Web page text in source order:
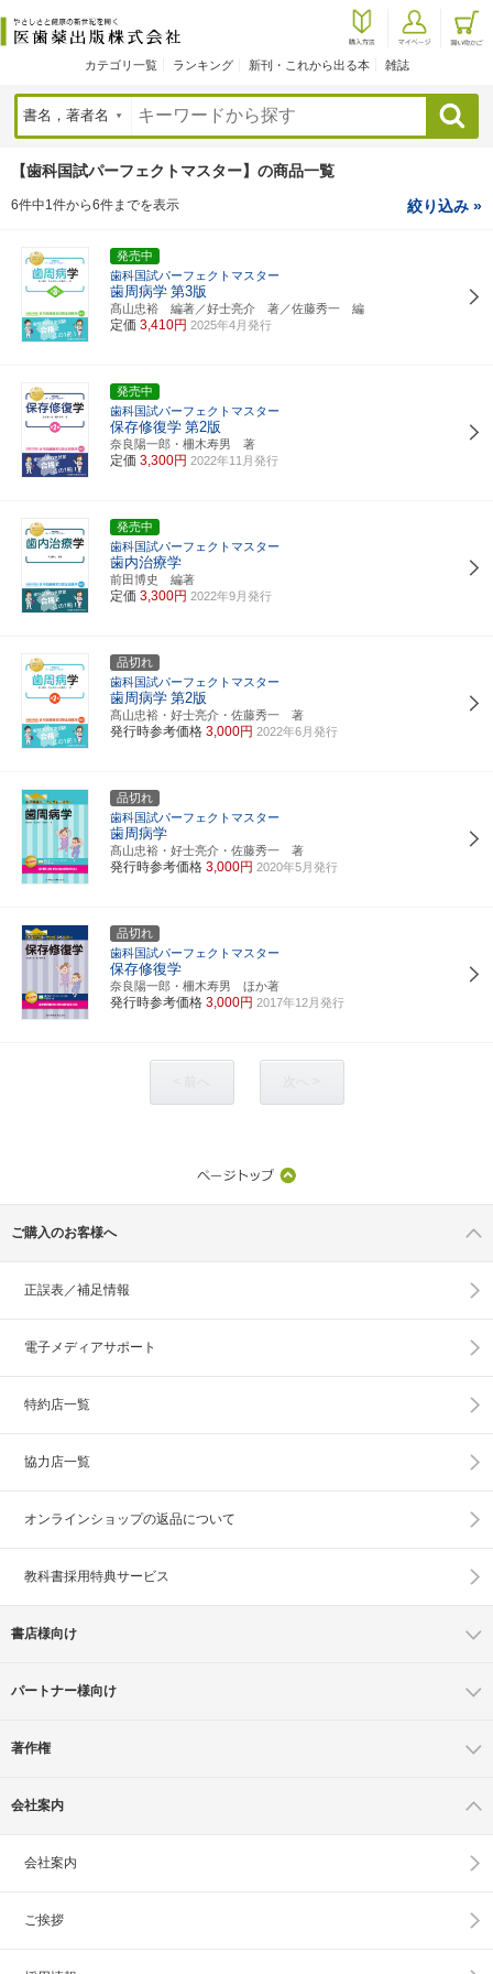
カテゴリ一覧 ランキング 新刊・これから出る本 雑誌
検索
【歯科国試パーフェクトマスター】の商品一覧
6件中1件から6件までを表示 絞り込み »
発売中
歯科国試パーフェクトマスター
歯周病学 第3版
髙山忠裕 編著／好士亮介 著／佐藤秀一 編
定価 3,410円 2025年4月発行
発売中
歯科国試パーフェクトマスター
保存修復学 第2版
奈良陽一郎・柵木寿男 著
定価 3,300円 2022年11月発行
発売中
歯科国試パーフェクトマスター
歯内治療学
前田博史 編著
定価 3,300円 2022年9月発行
品切れ
歯科国試パーフェクトマスター
歯周病学 第2版
髙山忠裕・好士亮介・佐藤秀一 著
発行時参考価格 3,000円 2022年6月発行
品切れ
歯科国試パーフェクトマスター
歯周病学
髙山忠裕・好士亮介・佐藤秀一 著
発行時参考価格 3,000円 2020年5月発行
品切れ
歯科国試パーフェクトマスター
保存修復学
奈良陽一郎・柵木寿男 ほか著
発行時参考価格 3,000円 2017年12月発行
ご購入のお客様へ
正誤表／補足情報
電子メディアサポート
特約店一覧
協力店一覧
オンラインショップの返品について
教科書採用特典サービス
書店様向け
パートナー様向け
著作権
会社案内
会社案内
ご挨拶